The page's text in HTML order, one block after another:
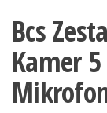
Bcs
Kamer